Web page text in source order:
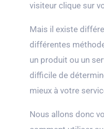
visiteur clique sur
Mais il existe
différentes
un produit ou un
difficile de
mieux à votre
Nous allons donc